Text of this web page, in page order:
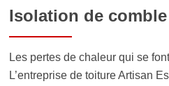
Isolation de
Les pertes de chaleur qui se
L’entreprise de toiture Artisan